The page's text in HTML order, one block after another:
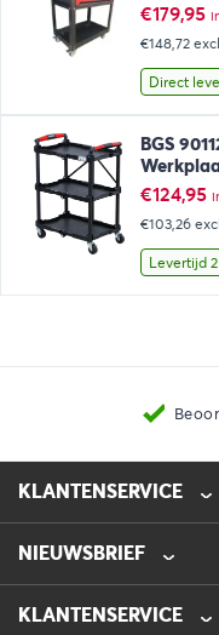
€179,95
€148,72
Direct
BGS
€124,95
€103,26
Levertijd
KLANTENSERVICE
0475-218632
NIEUWSBRIEF
KLANTENSERVICE